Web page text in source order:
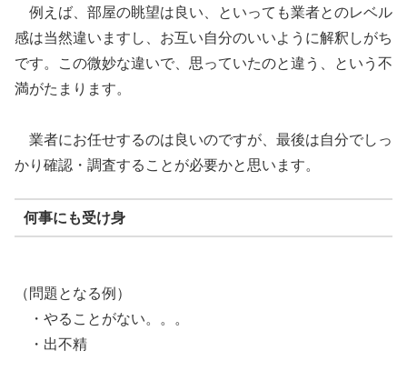
例えば、部屋の眺望は良い、といっても業者とのレベル
感は当然違いますし、お互い自分のいいように解釈しがち
です。この微妙な違いで、思っていたのと違う、という不
満がたまります。
業者にお任せするのは良いのですが、最後は自分でしっ
かり確認・調査することが必要かと思います。
何事にも受け身
（問題となる例）
・やることがない。。。
・出不精